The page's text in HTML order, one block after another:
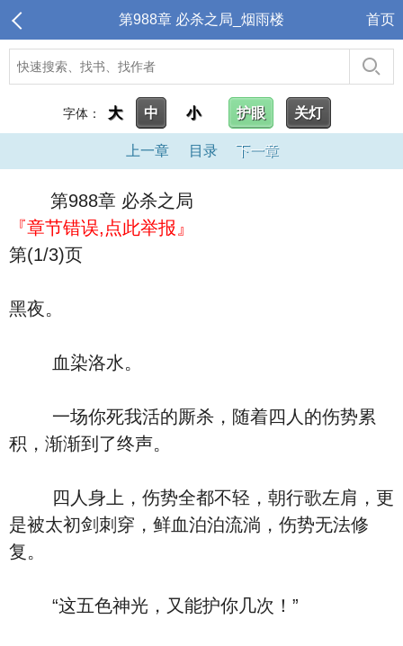
第988章 必杀之局_烟雨楼 首页
字体： 大 中 小 护眼 关灯
上一章 目录 下一章
第988章 必杀之局
『章节错误,点此举报』
第(1/3)页
黑夜。
血染洛水。
一场你死我活的厮杀，随着四人的伤势累
积，渐渐到了终声。
四人身上，伤势全都不轻，朝行歌左肩，更
是被太初剑刺穿，鲜血泊泊流淌，伤势无法修
复。
“这五色神光，又能护你几次！”